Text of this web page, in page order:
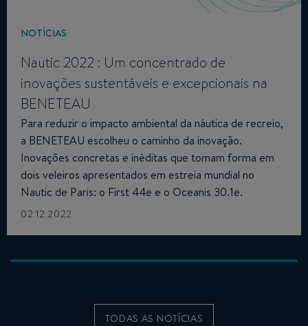
NOTÍCIAS
Nautic 2022 : Um concentrado de
inovações sustentáveis ​​e excepcionais na
BENETEAU
Para reduzir o impacto ambiental da náutica de recreio,
a BENETEAU escolheu o caminho da inovação.
Inovações concretas e inéditas que tomam forma em
dois veleiros apresentados em estreia mundial no
Nautic de Paris: o First 44e e o Oceanis 30.1e.
02.12.2022
TODAS AS NOTÍCIAS